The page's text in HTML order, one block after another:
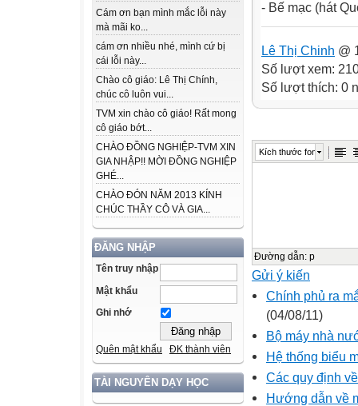
Cám ơn bạn mình mắc lỗi này
mà mãi ko...
cám ơn nhiều nhé, mình cứ bị
cái lỗi này...
Chào cô giáo: Lê Thị Chính,
chúc cô luôn vui...
TVM xin chào cô giáo! Rất mong
cô giáo bớt...
CHÀO ĐỒNG NGHIỆP-TVM XIN
GIA NHẬP!! MỜI ĐỒNG NGHIỆP
GHÉ...
CHÀO ĐÓN NĂM 2013 KÍNH
CHÚC THẦY CÔ VÀ GIA...
ĐĂNG NHẬP
Tên truy nhập
Mật khẩu
Ghi nhớ
Quên mật khẩu ĐK thành viên
TÀI NGUYÊN DẠY HỌC
- Bế mạc (hát
Lê Thị Chinh @
Số lượt xem:
Số lượt thích: 0
Kích thước font
Đường dẫn: p
Gửi ý kiến
Chính phủ ra
(04/08/11)
Bộ máy nhà
Hệ thống biểu
Các quy định
Hướng dẫn về